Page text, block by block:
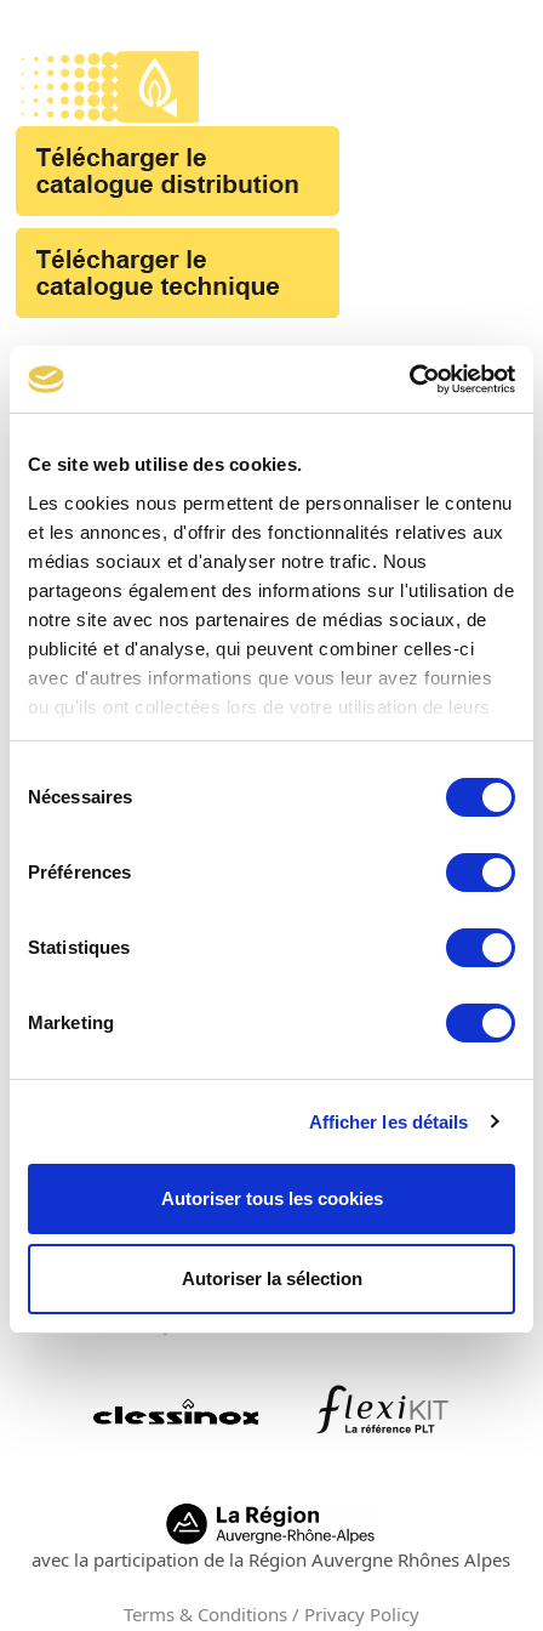
Ce site web utilise des cookies.
Les cookies nous permettent de personnaliser le contenu
et les annonces, d'offrir des fonctionnalités relatives aux
médias sociaux et d'analyser notre trafic. Nous
partageons également des informations sur l'utilisation de
notre site avec nos partenaires de médias sociaux, de
publicité et d'analyse, qui peuvent combiner celles-ci
avec d'autres informations que vous leur avez fournies
ou qu'ils ont collectées lors de votre utilisation de leurs
services.
Nécessaires
Préférences
Statistiques
Marketing
Afficher les détails
Autoriser tous les cookies
Autoriser la sélection
content
Open
mobile
menu
Close
mobile
menu
Compteur à membrane G40BP/MP débit max 65m3/h
avec la participation de la Région Auvergne Rhônes Alpes
Terms & Conditions / Privacy Policy